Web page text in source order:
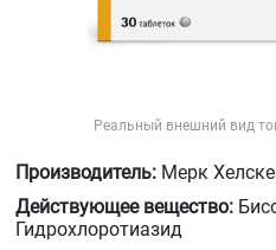
Реальный внешний вид
Производитель: Мерк
Действующее вещество:
Гидрохлоротиазид